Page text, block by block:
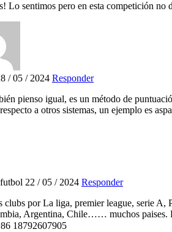
Lo sentimos pero en esta competición no
/ 05 / 2024 Responder
pienso igual, es un método de
a otros sistemas, un ejemplo es
22 / 05 / 2024 Responder
clubs por La liga, premier league, serie
Argentina, Chile…… muchos paises.
18792607905